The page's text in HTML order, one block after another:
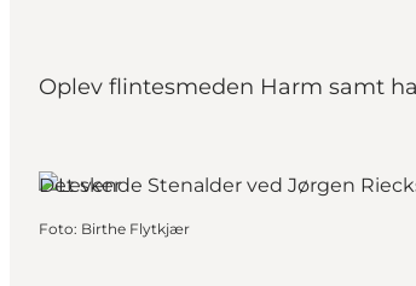
Planlæg din ferie
Oplev flintesmeden Harm samt
Det sker
Foto: Birthe Flytkjær